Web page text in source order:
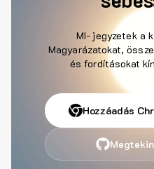
MI-jegyzetek a
Magyarázatokat,
és fordításokat
Hozzáadás